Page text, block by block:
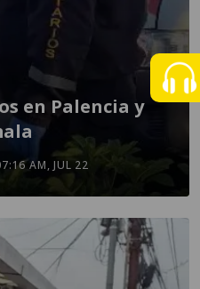
en Palencia y
AM, JUL 22